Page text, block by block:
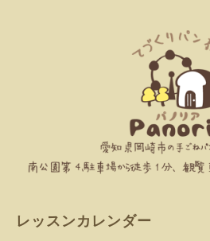
レッスンカレンダー